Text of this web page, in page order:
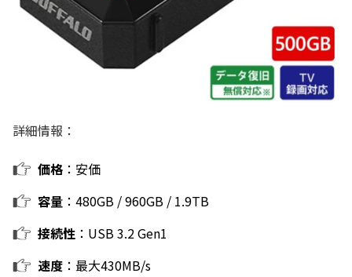
詳細情報：
価格 ：安価
容量 ：480GB / 960GB / 1.9TB
接続性 ：USB 3.2 Gen1
速度 ：最大430MB/s